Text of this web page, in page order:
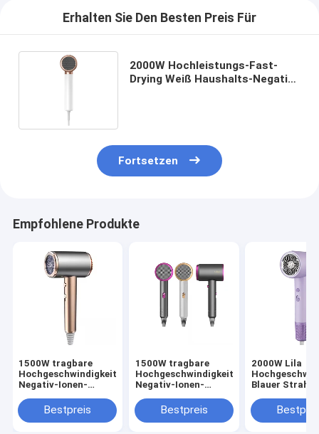
Erhalten Sie Den Besten Preis Für
2000W Hochleistungs-Fast-
Drying Weiß Haushalts-Negativ-
Fortsetzen
Empfohlene Produkte
1500W tragbare
Hochgeschwindigkeits-
Negativ-Ionen-
Elektrische
Haartrockner für
Bestpreis
1500W tragbare
Hochgeschwindigkeits-
Negativ-Ionen-
Elektrische
Haartrockner für
Bestpreis
2000W Lila
Blauer Strahl
Haartrockner
Temperatur